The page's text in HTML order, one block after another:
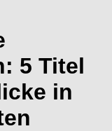
5 Titel
in